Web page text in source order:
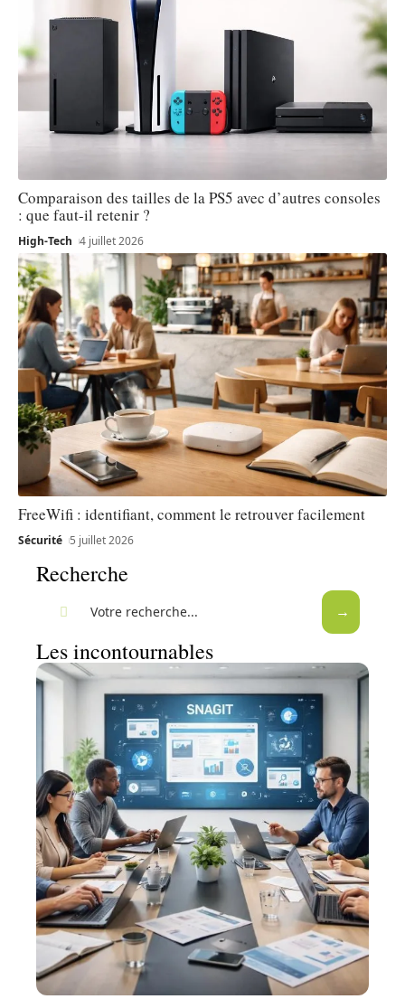
Comparaison des tailles de la PS5 avec d’autres consoles
: que faut-il retenir ?
High-Tech 4 juillet 2026
FreeWifi : identifiant, comment le retrouver facilement
Sécurité 5 juillet 2026
Recherche
Les incontournables